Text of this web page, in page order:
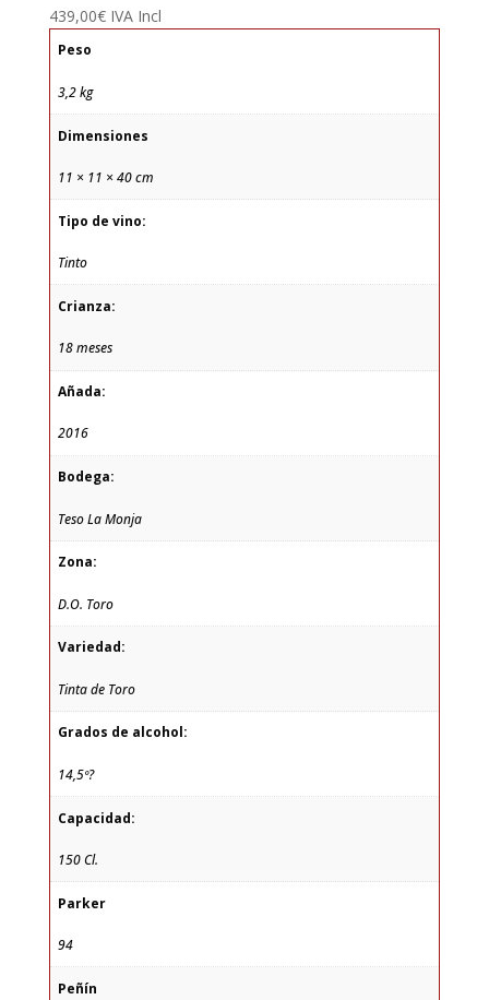
439,00€ IVA Incl
Peso
3,2 kg
Dimensiones
11 × 11 × 40 cm
Tipo de vino:
Tinto
Crianza:
18 meses
Añada:
2016
Bodega:
Teso La Monja
Zona:
D.O. Toro
Variedad:
Tinta de Toro
Grados de alcohol:
14,5º?
Capacidad:
150 Cl.
Parker
94
Peñín